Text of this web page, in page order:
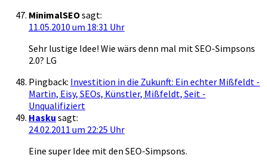
MinimalSEOsagt:
11.05.2010 um 18:31 Uhr
Sehr lustige Idee! Wie wärs denn mal mit SEO-Simpsons
2.0? LG
Pingback: Investition in die Zukunft: Ein echter Mißfeldt -
Martin, Eisy, SEOs, Künstler, Mißfeldt, Seit -
Unqualifiziert
Hasku sagt:
24.02.2011 um 22:25 Uhr
Eine super Idee mit den SEO-Simpsons.